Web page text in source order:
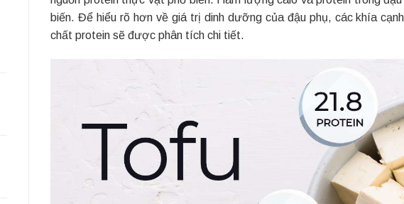
biến. Để hiểu rõ hơn về giá trị dinh dưỡng của đậu phụ, các khía
chất protein sẽ được phân tích chi tiết.